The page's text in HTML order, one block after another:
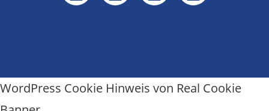
WordPress Cookie Hinweis von Real Cookie